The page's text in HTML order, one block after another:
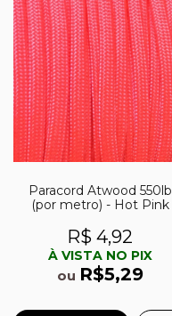
Paracord Atwood 550lb
(por metro) - Hot Pink
R$ 4,92
À VISTA NO PIX
ou R$5,29